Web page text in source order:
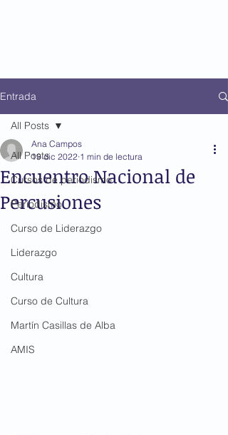
Entrada
All Posts
Cursos de periodismo
Periodismo
Curso de Liderazgo
Liderazgo
Cultura
Curso de Cultura
Martín Casillas de Alba
AMIS
All Posts
Encuentro Nacional de
Percusiones
Ana Campos
19 dic 2022 1 min de lectura